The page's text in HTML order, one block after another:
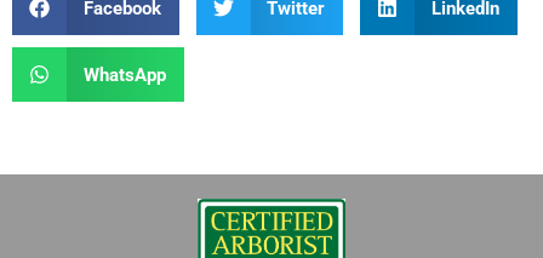
Facebook Twitter LinkedIn
WhatsApp